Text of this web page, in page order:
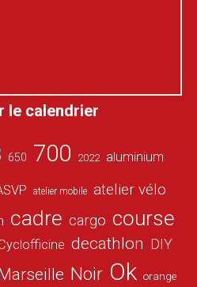
le calendrier
650 700 2022 aluminium
atelier mobile atelier vélo
cadre cargo course
decathlon DIY
Noir Ok orange